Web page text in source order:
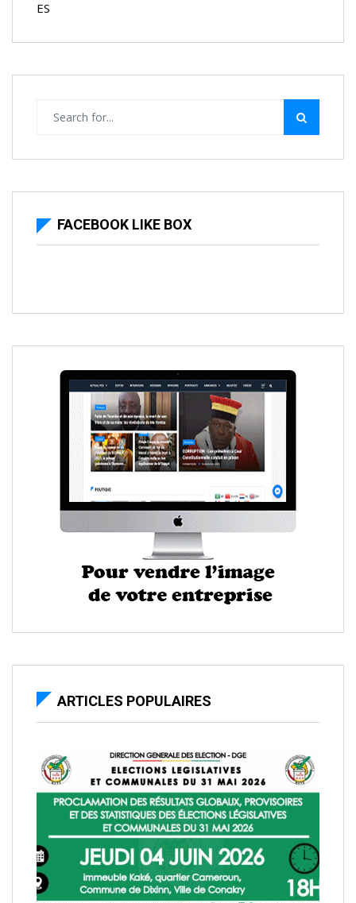
ES
FACEBOOK LIKE BOX
ARTICLES POPULAIRES